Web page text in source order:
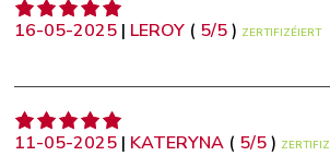
16-05-2025 | LEROY ( 5/5) ZERTIFIZÉIERT
11-05-2025 | KATERYNA ( 5/5)